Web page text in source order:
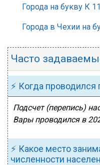
Города на букву К
Города в Чехии на
Часто
⚡ Когда
Подсчет (перепись)
Вары проводился в
⚡ Какое место
численности